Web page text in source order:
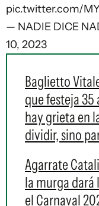
pic.twitter.com/
— NADIE DICE
10, 2023
Baglietto
que festeja
hay grieta en
dividir, sino
Agarrate
la murga dará
el Carnaval